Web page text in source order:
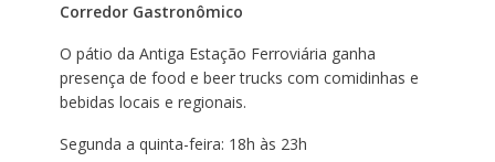
Corredor Gastronômico
O pátio da Antiga Estação Ferroviária ganha
presença de food e beer trucks com comidinhas e
bebidas locais e regionais.
Segunda a quinta-feira: 18h às 23h